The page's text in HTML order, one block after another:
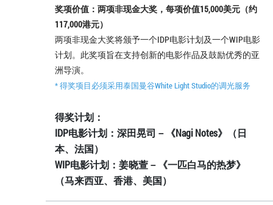
奖项价值：两项非现金大奖，每项价值15,000美元（约
117,000港元）
两项非现金大奖将颁予一个IDP电影计划及一个WIP电影
计划。此奖项旨在支持创新的电影作品及鼓励优秀的亚
洲导演。
* 得奖项目必须采用泰国曼谷White Light Studio的调光服务
得奖计划：
IDP电影计划：深田晃司－《Nagi Notes》（日
本、法国）
WIP电影计划：姜晓萱－《一匹白马的热梦》
（马来西亚、香港、美国）